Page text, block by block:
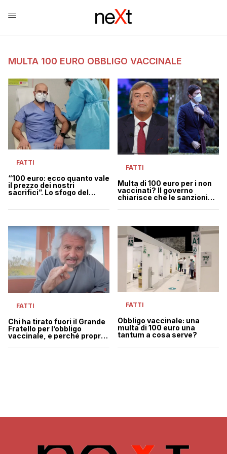
MULTA 100 EURO OBBLIGO VACCINALE
FATTI
“100 euro: ecco quanto vale
il prezzo dei nostri
sacrifici”. Lo sfogo del
FATTI
Multa di 100 euro per i non
vaccinati? Il governo
chiarisce che le sanzioni
FATTI
Chi ha tirato fuori il Grande
Fratello per l’obbligo
vaccinale, e perché proprio
FATTI
Obbligo vaccinale: una
multa di 100 euro una
tantum a cosa serve?